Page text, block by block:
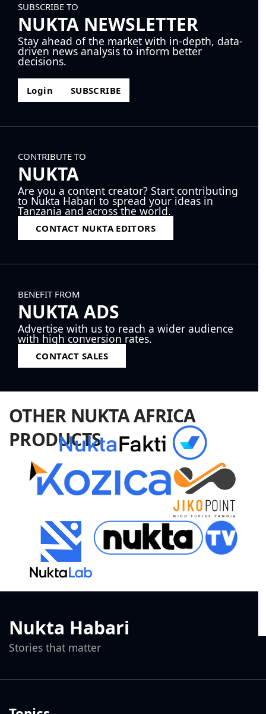
SUBSCRIBE TO
NUKTA NEWSLETTER
Stay ahead of the market with in-depth, data-
driven news analysis to inform better
decisions.
Login SUBSCRIBE
CONTRIBUTE TO
NUKTA
Are you a content creator? Start contributing
to Nukta Habari to spread your ideas in
Tanzania and across the world.
CONTACT NUKTA EDITORS
BENEFIT FROM
NUKTA ADS
Advertise with us to reach a wider audience
with high conversion rates.
CONTACT SALES
OTHER NUKTA AFRICA
PRODUCTS
Nukta Habari
Stories that matter